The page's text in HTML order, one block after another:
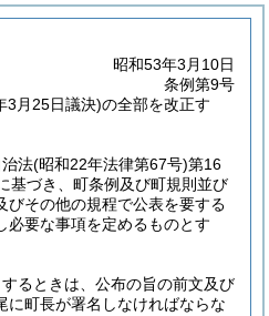
昭和53年3月10日
条例第9号
3月25日議決)の全部を改正す
法(昭和22年法律第67号)第16
基づき、町条例及び町規則並び
びその他の規程で公表を要する
必要な事項を定めるものとす
るときは、公布の旨の前文及び
に町長が署名しなければならな